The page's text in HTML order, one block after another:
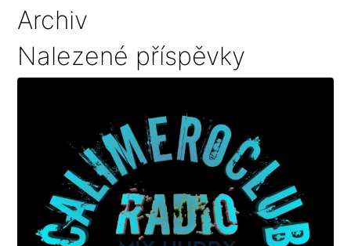
Archiv
Nalezené příspěvky